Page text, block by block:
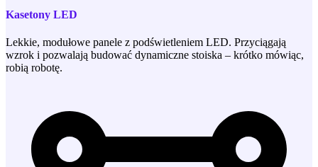
Kasetony LED
Lekkie, modułowe panele z podświetleniem LED. Przyciągają
wzrok i pozwalają budować dynamiczne stoiska – krótko mówiąc,
robią robotę.